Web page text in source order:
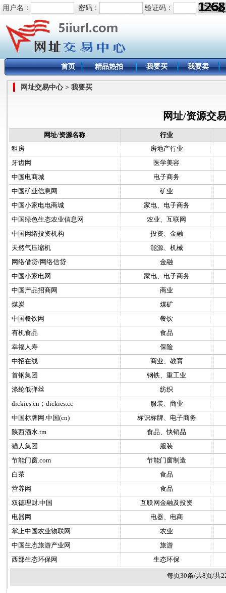
用户名： 密码： 验证码：
首页 精品热拍 我要买 我要卖
网址交易中心 > 我要买
网址/资源交易
网址/资源名称
行业
租房
房地产行业
牙齿网
医学美容
中国电商城
电子商务
中国矿业信息网
矿业
中国小家电电商城
家电、电子商务
中国绿色生态农业信息网
农业、互联网
中国网络投资机构
投资、金融
天然气压缩机
能源、机械
网络借贷/网络信贷
金融
中国小家电网
家电、电子商务
中国产品招商网
商业
煤炭
煤矿
中国餐饮网
餐饮
有机食品
食品
幸福人寿
保险
中招在线
商业、教育
首钢集团
钢铁、重工业
涤纶低弹丝
纺织
dickies.cn；dickies.cc
服装、商业
中国标牌网.中国(cn)
标识标牌、电子商务
陕西酒水.tm
食品、快销品
猫人集团
服装
节能门窗.com
节能门窗制造
白茶
食品
营养网
食品
双德理财.中国
互联网金融及投资
电器网
电器、电商
掌上中国农业物联网
农业
中国生态旅游产业网
旅游
西部生态环保网
生态环保
每页30条/共8页/